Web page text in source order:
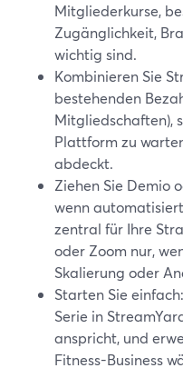
Mitgliederkurse,
Zugänglichkeit,
wichtig sind.
Kombinieren Sie
bestehenden
Mitgliedschaften),
Plattform zu
abdeckt.
Ziehen Sie Demio
wenn
zentral für Ihre
oder Zoom nur,
Skalierung oder
Starten Sie
Serie in
anspricht, und
Fitness-Business